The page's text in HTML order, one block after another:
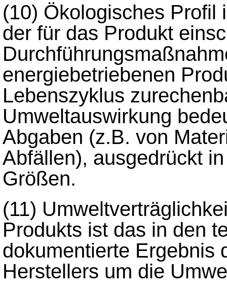
(10) Ökologisches Profil
der für das Produkt
energiebetriebenen
Lebenszyklus
Umweltauswirkung
Abgaben (z.B. von
Abfällen), ausgedrückt
Größen.
(11)
Produkts ist das in den
dokumentierte Ergebnis
Herstellers um die